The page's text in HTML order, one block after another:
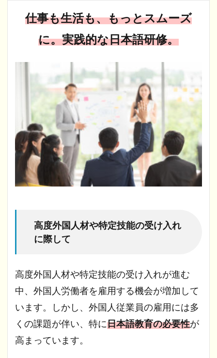
仕事も生活も、もっとスムーズ
に。実践的な日本語研修。
高度外国人材や特定技能の受け入れ
に際して
高度外国人材や特定技能の受け入れが進む
中、外国人労働者を雇用する機会が増加して
います。しかし、外国人従業員の雇用には多
くの課題が伴い、特に日本語教育の必要性が
高まっています。